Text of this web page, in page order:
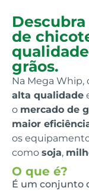
de
grãos.
Na Mega Whip,
alta qualidade
o mercado de
maior
os
como soja,
O que é?
É um conjunto